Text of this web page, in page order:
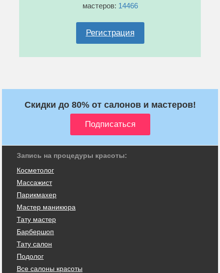
мастеров: 14466
Регистрация
Скидки до 80% от салонов и мастеров!
Запись на процедуры красоты:
Косметолог
Массажист
Парикмахер
Мастер маникюра
Тату мастер
Барбершоп
Тату салон
Подолог
Все салоны красоты